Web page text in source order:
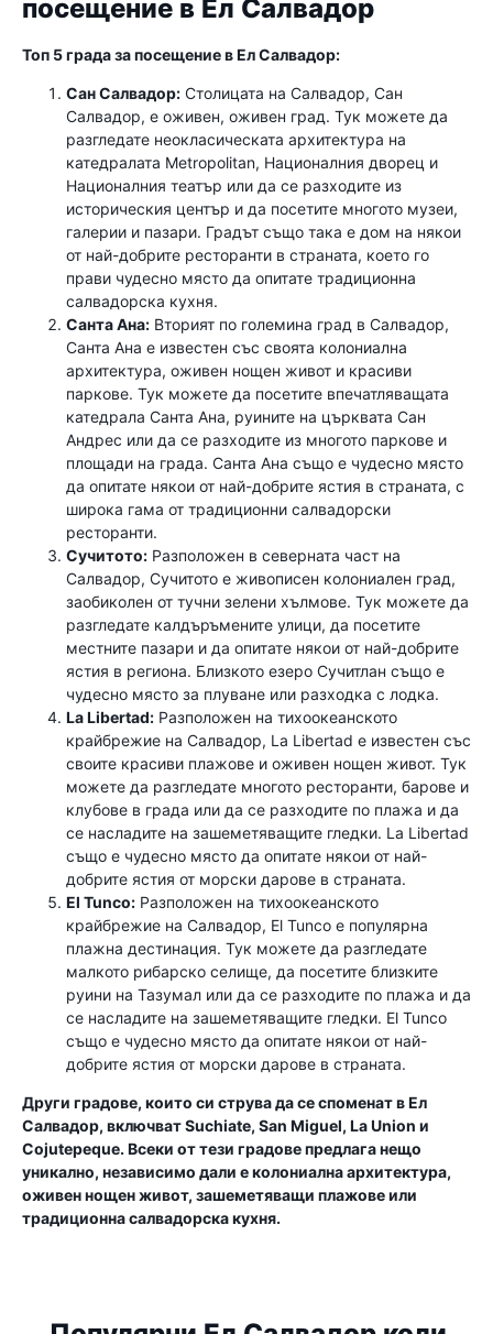
посещение в Ел Салвадор
Топ 5 града за посещение в Ел Салвадор:
Сан Салвадор: Столицата на Салвадор, Сан
Салвадор, е оживен, оживен град. Тук можете да
разгледате неокласическата архитектура на
катедралата Metropolitan, Националния дворец и
Националния театър или да се разходите из
историческия център и да посетите многото музеи,
галерии и пазари. Градът също така е дом на някои
от най-добрите ресторанти в страната, което го
прави чудесно място да опитате традиционна
салвадорска кухня.
Санта Ана: Вторият по големина град в Салвадор,
Санта Ана е известен със своята колониална
архитектура, оживен нощен живот и красиви
паркове. Тук можете да посетите впечатляващата
катедрала Санта Ана, руините на църквата Сан
Андрес или да се разходите из многото паркове и
площади на града. Санта Ана също е чудесно място
да опитате някои от най-добрите ястия в страната, с
широка гама от традиционни салвадорски
ресторанти.
Сучитото: Разположен в северната част на
Салвадор, Сучитото е живописен колониален град,
заобиколен от тучни зелени хълмове. Тук можете да
разгледате калдъръмените улици, да посетите
местните пазари и да опитате някои от най-добрите
ястия в региона. Близкото езеро Сучитлан също е
чудесно място за плуване или разходка с лодка.
La Libertad: Разположен на тихоокеанското
крайбрежие на Салвадор, La Libertad е известен със
своите красиви плажове и оживен нощен живот. Тук
можете да разгледате многото ресторанти, барове и
клубове в града или да се разходите по плажа и да
се насладите на зашеметяващите гледки. La Libertad
също е чудесно място да опитате някои от най-
добрите ястия от морски дарове в страната.
El Tunco: Разположен на тихоокеанското
крайбрежие на Салвадор, El Tunco е популярна
плажна дестинация. Тук можете да разгледате
малкото рибарско селище, да посетите близките
руини на Тазумал или да се разходите по плажа и да
се насладите на зашеметяващите гледки. El Tunco
също е чудесно място да опитате някои от най-
добрите ястия от морски дарове в страната.
Други градове, които си струва да се споменат в Ел
Салвадор, включват Suchiate, San Miguel, La Union и
Cojutepeque. Всеки от тези градове предлага нещо
уникално, независимо дали е колониална архитектура,
оживен нощен живот, зашеметяващи плажове или
традиционна салвадорска кухня.